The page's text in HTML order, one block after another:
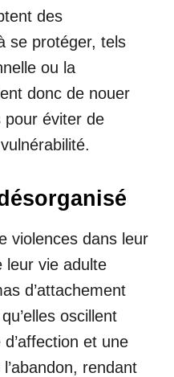
des
se protéger, tels
ou la
donc de nouer
pour éviter de
violences dans leur
leur vie adulte
d’attachement
oscillent
et une
rendant